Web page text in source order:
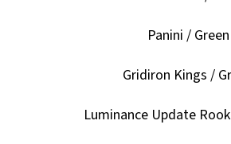
Panini / Green
Gridiron Kings /
Luminance Update